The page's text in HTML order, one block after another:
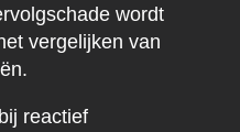
wordt
vergelijken van
reactief